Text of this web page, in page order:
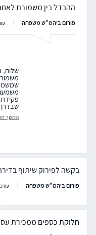
ההבדל בין משמורת
פורום ביהמ"ש משפחה
שלום,
המשך
בקשה לפירוק שיתוף
פורום ביהמ"ש משפחה
חלוקת כספים ממכירת